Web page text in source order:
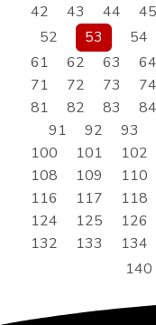
42
43 44 45
52
53 54
61
62 63 64
71
72 73 74
81
82 83 84
91
92 93
100
101 102
108
109 110
116
117 118
124
125 126
132
133 134
140